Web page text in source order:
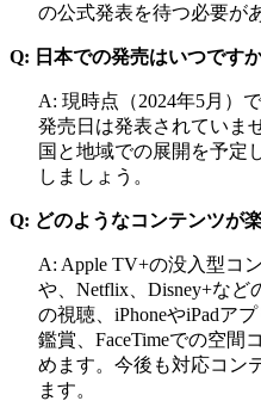
の公式発表を待つ必要が
Q: 日本での発売はいつです
A: 現時点（2024年5月）
発売日は発表されていま
国と地域での展開を予定
しましょう。
Q: どのようなコンテンツが
A: Apple TV+の没入型コ
や、Netflix、Disney+など
の視聴、iPhoneやiPadア
鑑賞、FaceTimeでの空間
めます。今後も対応コン
ます。